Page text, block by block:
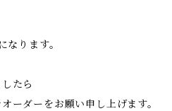
ります。
たら
ーダーをお願い申し上げます。